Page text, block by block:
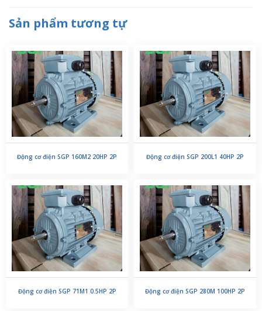
Sản phẩm tương tự
Động cơ điện SGP 160M2 20HP 2P Động cơ điện SGP 200L1 40HP 2P
Động cơ điện SGP 71M1 0.5HP 2P Động cơ điện SGP 280M 100HP 2P